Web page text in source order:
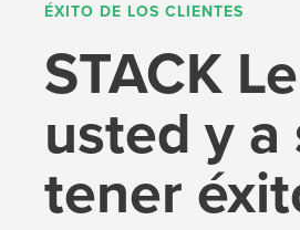
ÉXITO DE LOS CLIENTES
STACK
usted y a
tener